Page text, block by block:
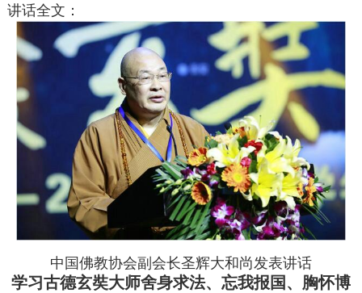
讲话全文：
中国佛教协会副会长圣辉大和尚发表讲话
学习古德玄奘大师舍身求法、忘我报国、胸怀博